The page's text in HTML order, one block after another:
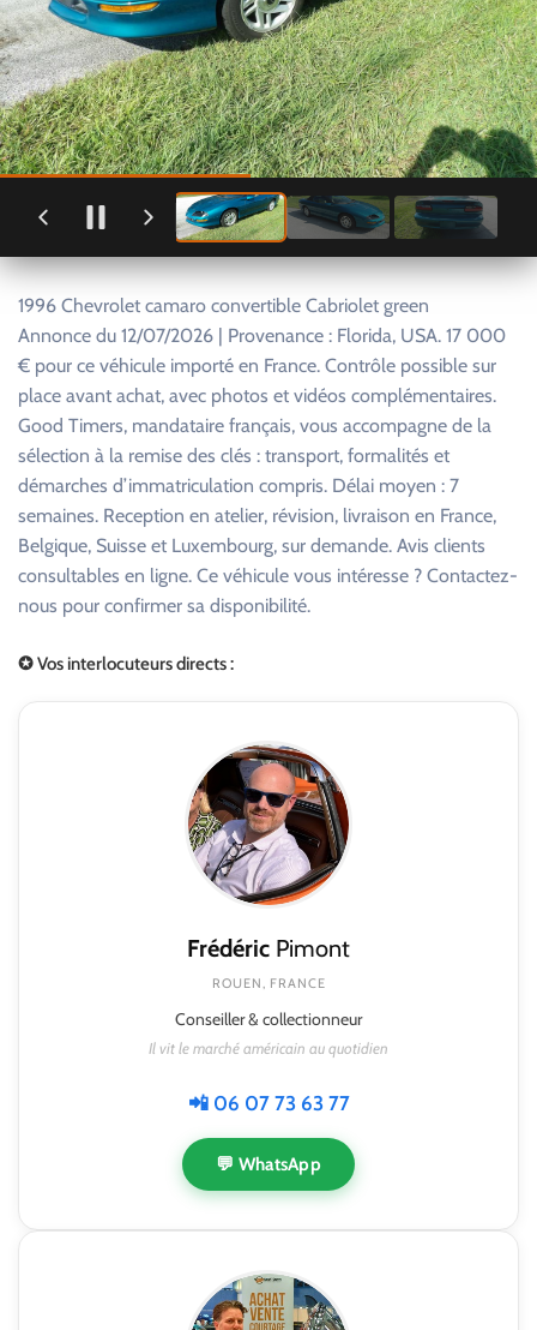
1996 Chevrolet camaro convertible Cabriolet green
Annonce du 12/07/2026 | Provenance : Florida, USA. 17 000
€ pour ce véhicule importé en France. Contrôle possible sur
place avant achat, avec photos et vidéos complémentaires.
Good Timers, mandataire français, vous accompagne de la
sélection à la remise des clés : transport, formalités et
démarches d’immatriculation compris. Délai moyen : 7
semaines. Reception en atelier, révision, livraison en France,
Belgique, Suisse et Luxembourg, sur demande. Avis clients
consultables en ligne. Ce véhicule vous intéresse ? Contactez-
nous pour confirmer sa disponibilité.
✪ Vos interlocuteurs directs :
Frédéric Pimont
ROUEN, FRANCE
Conseiller & collectionneur
Il vit le marché américain au quotidien
📲 06 07 73 63 77
💬 WhatsApp